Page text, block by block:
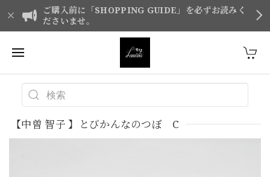
ご購入前に「SHOPPING GUIDE」を必ずお読みく
ださいませ。
【中曽 智子 】とびかんなのつぼ C